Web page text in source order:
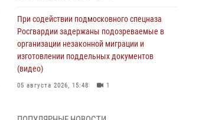
При содействии подмосковного спецназа
Росгвардии задержаны подозреваемые в
организации незаконной миграции и
изготовлении поддельных документов
(видео)
05 августа 2026, 15:48 1